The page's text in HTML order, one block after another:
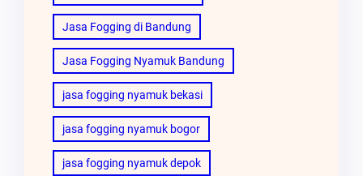
Jasa Fogging di Bandung
Jasa Fogging Nyamuk Bandung
jasa fogging nyamuk bekasi
jasa fogging nyamuk bogor
jasa fogging nyamuk depok